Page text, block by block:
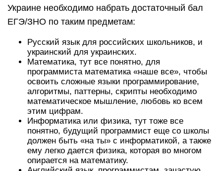
Украине необходимо набрать достаточный бал
ЕГЭ/ЗНО по таким предметам:
Русский язык для российских школьников, и
украинский для украинских.
Математика, тут все понятно, для
программиста математика «наше все», чтобы
освоить сложные языки программирование,
алгоритмы, паттерны, скрипты необходимо
математическое мышление, любовь ко всем
этим цифрам.
Информатика или физика, тут тоже все
понятно, будущий программист еще со школы
должен быть «на ты» с информатикой, а также
ему легко дается физика, которая во многом
опирается на математику.